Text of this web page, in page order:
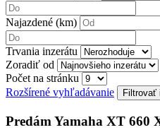
Najazdené (km)
Trvania inzerátu
Zoradiť od
Počet na stránku
Rozšírené vyhľadávanie
Predám Yamaha XT 660